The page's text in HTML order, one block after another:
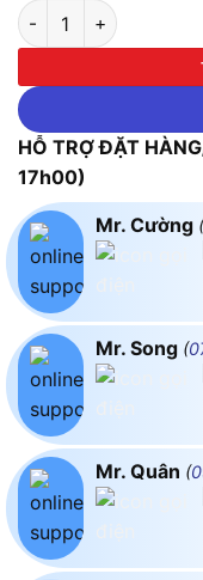
Xe Đẩy Phong Thạnh
HỖ TRỢ ĐẶT
17h00)
Mr. Cường (
Mr. Song (
Mr. Quân (